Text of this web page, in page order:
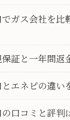
ガス会社を比
証と一年間返
エネピの違い
口コミと評判